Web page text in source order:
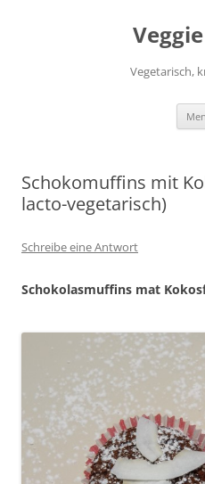
Vegetarisch,
Schokomuffins mit
lacto-vegetarisch)
Schreibe eine Antwort
Schokolasmuffins mat